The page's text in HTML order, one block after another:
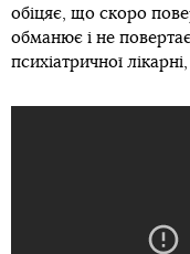
обіцяє, що скоро
обманює і не
психіатричної